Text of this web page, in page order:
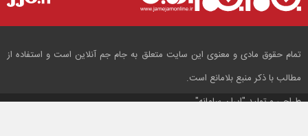
تمام حقوق مادی و معنوی این سایت متعلق به جام جم آنلاین است و استفاده از
مطالب با ذکر منبع بلامانع است.
طراحی و تولید"ایران سامانه"